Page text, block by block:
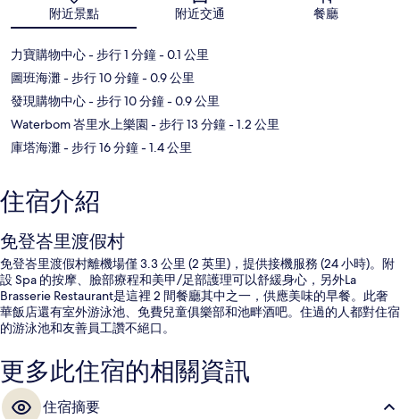
附近景點 附近交通 餐廳
力寶購物中心- 步行 1 分鐘- 0.1 公里
圖班海灘- 步行 10 分鐘- 0.9 公里
發現購物中心- 步行 10 分鐘- 0.9 公里
Waterbom 峇里水上樂園 - 步行 13 分鐘- 1.2 公里
庫塔海灘- 步行 16 分鐘- 1.4 公里
住宿介紹
免登峇里渡假村
免登峇里渡假村離機場僅 3.3 公里 (2 英里)，提供接機服務 (24 小時)。附
設 Spa 的按摩、臉部療程和美甲/足部護理可以舒緩身心，另外La
Brasserie Restaurant是這裡 2 間餐廳其中之一，供應美味的早餐。此奢
華飯店還有室外游泳池、免費兒童俱樂部和池畔酒吧。住過的人都對住宿
的游泳池和友善員工讚不絕口。
更多此住宿的相關資訊
住宿摘要